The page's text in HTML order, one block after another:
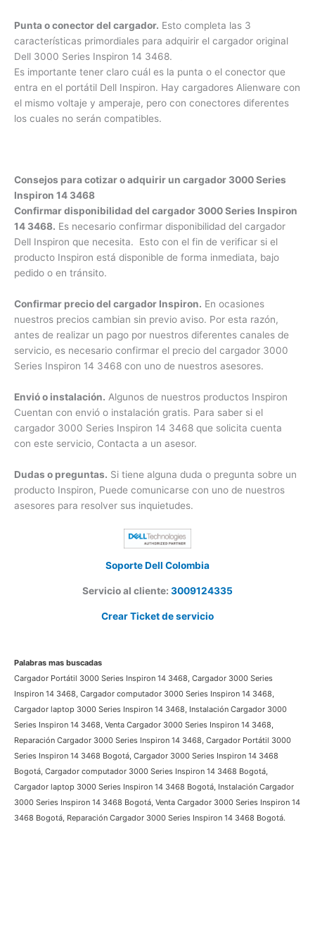
largo plazo en la batería del computador Dell 3000 Series
Inspiron 14 3468.
Punta o conector del cargador.Esto completa las 3
características primordiales para adquirir el cargador original
Dell 3000 Series Inspiron 14 3468.
Es importante tener claro cuál es la punta o el conector que
Consejos para cotizar o adquirir un cargador 3000 Series
Inspiron 14 3468
Confirmar disponibilidad del cargador 3000 Series
Inspiron 14 3468.Es necesario confirmar disponibilidad del
verificar si el producto Inspiron está disponible de forma
inmediata, bajo pedido o en tránsito.
Confirmar precio del cargador Inspiron. En ocasiones
nuestros precios cambian sin previo aviso. Por esta razón,
servicio, es necesario confirmar el precio del cargador 3000
Series Inspiron 14 3468 con uno de nuestros asesores.
Envió o instalación.Algunos de nuestros productos Inspiron
cargador 3000 Series Inspiron 14 3468 que solicita cuenta
con este servicio, Contacta a un asesor.
un producto Inspiron, Puede comunicarse con uno de
nuestros asesores para resolver sus inquietudes.
Soporte Dell Colombia
Crear Ticket de servicio
Palabras mas buscadas
Cargador Portátil 3000 Series Inspiron 14 3468, Cargador 3000 Series
Inspiron 14 3468, Cargador computador 3000 Series Inspiron 14 3468,
Cargador laptop 3000 Series Inspiron 14 3468, Instalación Cargador 3000
Series Inspiron 14 3468, Venta Cargador 3000 Series Inspiron 14 3468,
Reparación Cargador 3000 Series Inspiron 14 3468, Cargador Portátil
3000 Series Inspiron 14 3468 Bogotá, Cargador 3000 Series Inspiron 14
3468 Bogotá, Cargador computador 3000 Series Inspiron 14 3468 Bogotá,
¿Necesitas un experto?
Comunícate con nosotros
3009124335
Bogota – Colombia